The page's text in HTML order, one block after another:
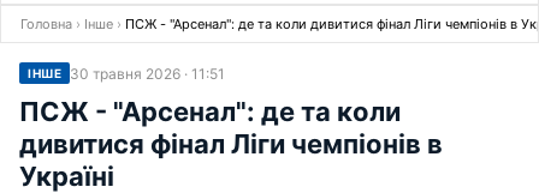
Головна › Інше › ПСЖ - "Арсенал": де та коли дивитися фінал Ліги чемпіонів в
ІНШЕ 30 травня 2026 · 11:51
ПСЖ - "Арсенал": де та коли
дивитися фінал Ліги чемпіонів в
Україні